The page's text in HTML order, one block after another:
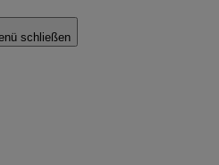
schließen